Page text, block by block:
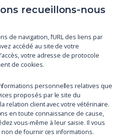
recueillons-nous
de navigation, l’URL des liens par
accédé au site de votre
votre adresse de protocole
de cookies.
personnelles relatives que
proposés par le site du
relation client avec votre vétérinaire.
en toute connaissance de cause,
vous-même à leur saisie. Il vous
non de fournir ces informations.